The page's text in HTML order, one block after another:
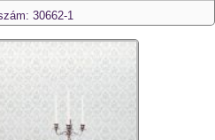
30662-1